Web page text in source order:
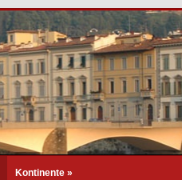
Kontinente »